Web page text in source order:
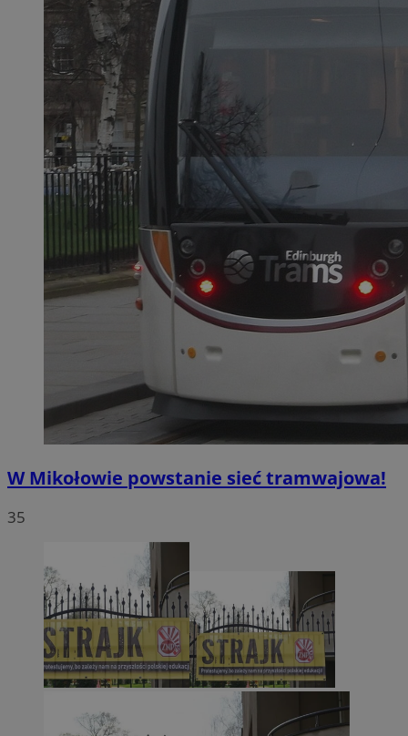
W Mikołowie powstanie sieć tramwajowa!
35